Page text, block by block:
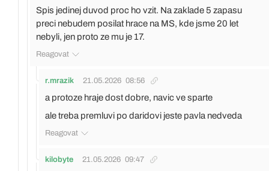
Spis jedinej duvod proc ho vzit. Na zaklade 5 zapasu
preci nebudem posilat hrace na MS, kde jsme 20 let
nebyli, jen proto ze mu je 17.
Reagovat
r.mrazik 21.05.2026 08:56
a protoze hraje dost dobre, navic ve sparte
ale treba premluvi po daridovi jeste pavla nedveda
Reagovat
kilobyte 21.05.2026 09:47